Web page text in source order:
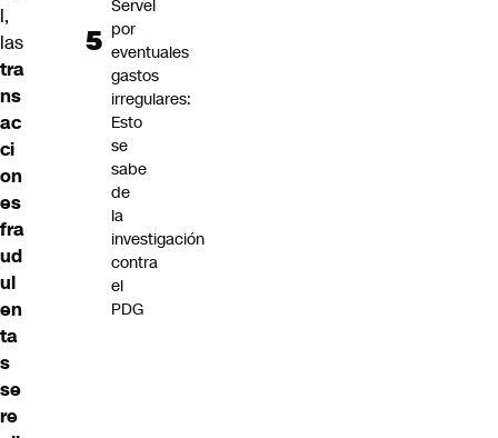
l,
las
tra
ns
ac
ci
on
es
fra
ud
ul
en
ta
s
se
re
Servel
por
eventuales
gastos
irregulares:
Esto
se
sabe
de
la
investigación
contra
el
PDG